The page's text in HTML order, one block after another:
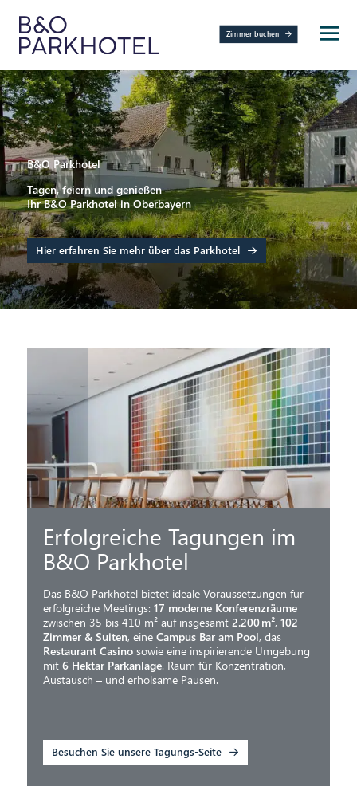
Zimmer buchen
B&O Parkhotel
Tagen, feiern und genießen –
Ihr B&O Parkhotel in Oberbayern
Hier erfahren Sie mehr über das Parkhotel
Erfolgreiche Tagungen im
B&O Parkhotel
Das B&O Parkhotel bietet ideale Voraussetzungen für
erfolgreiche Meetings: 17 moderne Konferenzräume
zwischen 35 bis 410 m² auf insgesamt 2.200 m², 102
Zimmer & Suiten, eine Campus Bar am Pool, das
Restaurant Casinosowie eine inspirierende Umgebung
mit 6 Hektar Parkanlage. Raum für Konzentration,
Austausch – und erholsame Pausen.
Besuchen Sie unsere Tagungs-Seite